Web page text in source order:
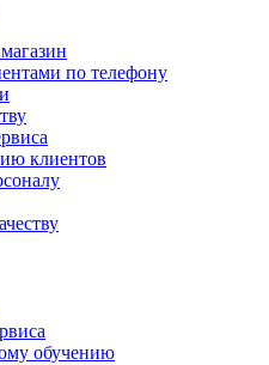
по телефону
клиентов
обучению